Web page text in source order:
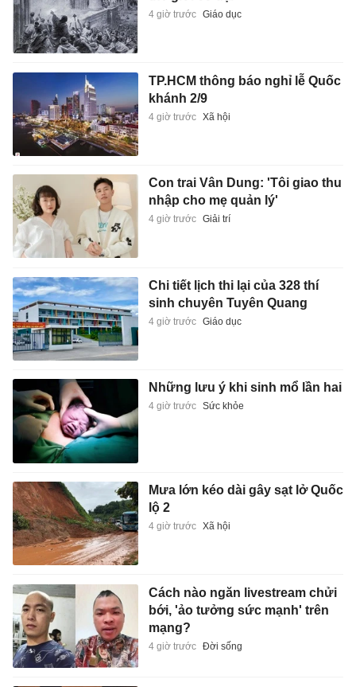
4 giờ trước Giáo dục
TP.HCM thông báo nghỉ lễ Quốc
khánh 2/9
4 giờ trước Xã hội
Con trai Vân Dung: 'Tôi giao thu
nhập cho mẹ quản lý'
4 giờ trước Giải trí
Chi tiết lịch thi lại của 328 thí
sinh chuyên Tuyên Quang
4 giờ trước Giáo dục
Những lưu ý khi sinh mổ lần hai
4 giờ trước Sức khỏe
Mưa lớn kéo dài gây sạt lở Quốc
lộ 2
4 giờ trước Xã hội
Cách nào ngăn livestream chửi
bới, 'ảo tưởng sức mạnh' trên
mạng?
4 giờ trước Đời sống